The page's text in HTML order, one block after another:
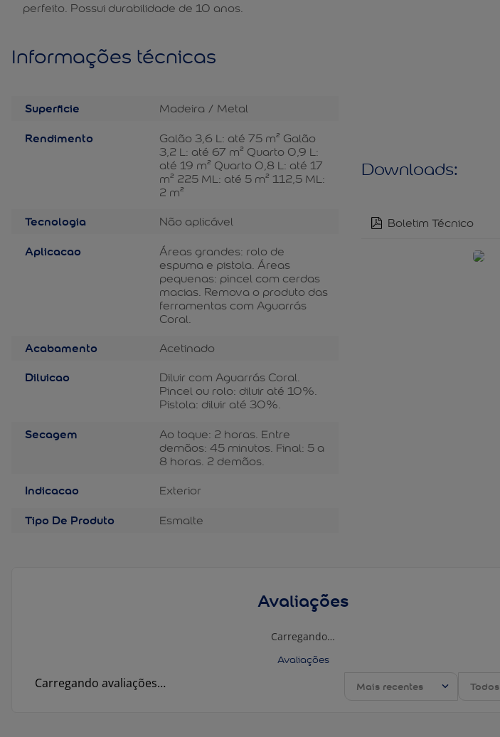
perfeito. Possui durabilidade de 10 anos.
Superficie Madeira Metal
Rendimento
Galão 3,6 L: até 75 m² Galão
3,2 L: até 67 m² Quarto 0,9 L:
até 19 m² Quarto 0,8 L: até 17
m² 225 ML: até 5 m² 112,5 ML:
2 m²
Tecnologia Não aplicável
Aplicacao
Áreas grandes: rolo de
espuma e pistola. Áreas
pequenas: pincel com cerdas
macias. Remova o produto das
ferramentas com Aguarrás
Coral.
Acabamento Acetinado
Diluicao
Diluir com Aguarrás Coral.
Pincel ou rolo: diluir até 10%.
Pistola: diluir até 30%.
Secagem
Ao toque: 2 horas. Entre
demãos: 45 minutos. Final: 5 a
8 horas. 2 demãos.
Indicacao Exterior
Tipo De Produto Esmalte
Downloads:
Boletim Técnico
Avaliações
Carregando…
Mais recentes Todos
Carregando avaliações…